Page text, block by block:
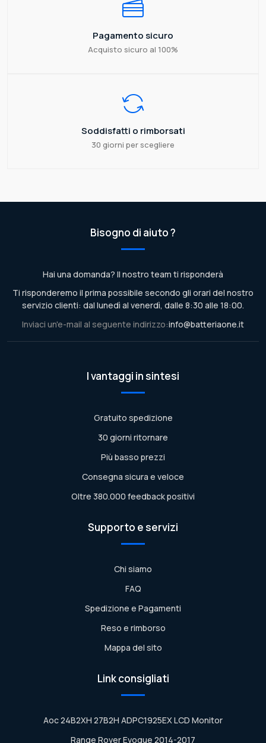
Pagamento sicuro
Acquisto sicuro al 100%
Soddisfatti o rimborsati
30 giorni per scegliere
Bisogno di aiuto ?
Hai una domanda? Il nostro team ti risponderà
Ti risponderemo il prima possibile secondo gli orari del nostro
servizio clienti: dal lunedì al venerdì, dalle 8:30 alle 18:00.
Inviaci un'e-mail al seguente indirizzo:info@batteriaone.it
I vantaggi in sintesi
Gratuito spedizione
30 giorni ritornare
Più basso prezzi
Consegna sicura e veloce
Oltre 380.000 feedback positivi
Supporto e servizi
Chi siamo
FAQ
Spedizione e Pagamenti
Reso e rimborso
Mappa del sito
Link consigliati
Aoc 24B2XH 27B2H ADPC1925EX LCD Monitor
Range Rover Evoque 2014-2017